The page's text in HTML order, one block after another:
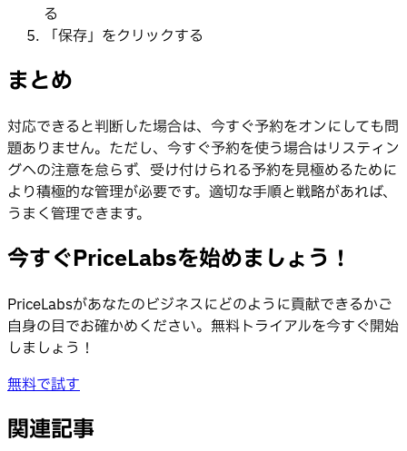
る
「保存」をクリックする
まとめ
対応できると判断した場合は、今すぐ予約をオンにしても問
題ありません。ただし、今すぐ予約を使う場合はリスティン
グへの注意を怠らず、受け付けられる予約を見極めるために
より積極的な管理が必要です。適切な手順と戦略があれば、
うまく管理できます。
今すぐPriceLabsを始めましょう！
PriceLabsがあなたのビジネスにどのように貢献できるかご
自身の目でお確かめください。無料トライアルを今すぐ開始
しましょう！
無料で試す
関連記事